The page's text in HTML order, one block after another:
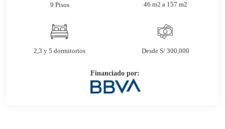
9 Pisos 46 m2 a 157 m2
2,3 y 5 dormitorios Desde S/ 300,000
Financiado por: